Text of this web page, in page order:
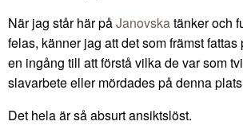
När jag står här påJanovskatänker och
felas, känner jag att det som främst
en ingång till att förstå vilka de var som
slavarbete eller mördades på denna
Det hela är så absurt ansiktslöst.